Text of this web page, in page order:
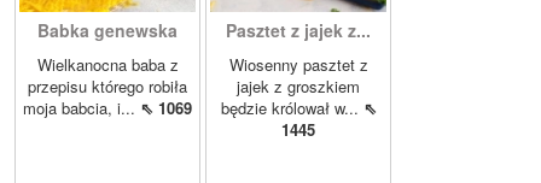
Babka genewska
Wielkanocna baba z
przepisu którego robiła
moja babcia, i... ⇖ 1069
Pasztet z jajek z...
Wiosenny pasztet z
jajek z groszkiem
będzie królował w... ⇖
1445